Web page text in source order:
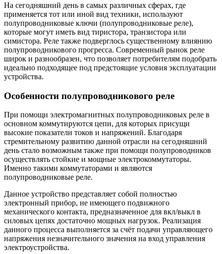
На сегодняшний день в самых различных сферах, где
применяется тот или иной вид техники, используют
полупроводниковые ключи (полупроводниковые реле),
которые могут иметь вид тиристора, транзистора или
симистора. Реле также подверглось существенному влиянию
полупроводникового прогресса. Современный рынок реле
широк и разнообразен, что позволяет потребителям подобрать
идеально подходящее под предстоящие условия эксплуатации
устройства.
Особенности полупроводникового реле
При помощи электромагнитных полупроводниковых реле в
основном коммутируются цепи, для которых присущи
высокие показатели токов и напряжений. Благодаря
стремительному развитию данной отрасли на сегодняшний
день стало возможным также при помощи полупроводников
осуществлять стойкие и мощные электрокоммутаторы.
Именно такими коммутаторами и являются
полупроводниковые реле.
Данное устройство представляет собой полностью
электронный прибор, не имеющего подвижного
механического контакта, предназначенное для вкл/выкл в
силовых цепях достаточно мощных нагрузок. Реализация
данного процесса выполняется за счёт подачи управляющего
напряжения незначительного значения на вход управления
электроустройства.